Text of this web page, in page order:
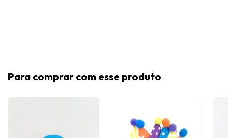
Para comprar com esse produto